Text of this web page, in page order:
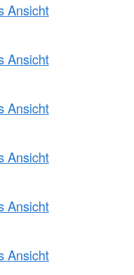
Ansicht
Ansicht
Ansicht
Ansicht
Ansicht
Ansicht